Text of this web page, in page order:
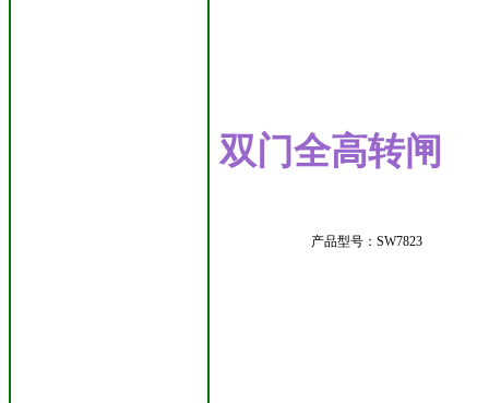
双门全高转闸
产品型号：SW7823